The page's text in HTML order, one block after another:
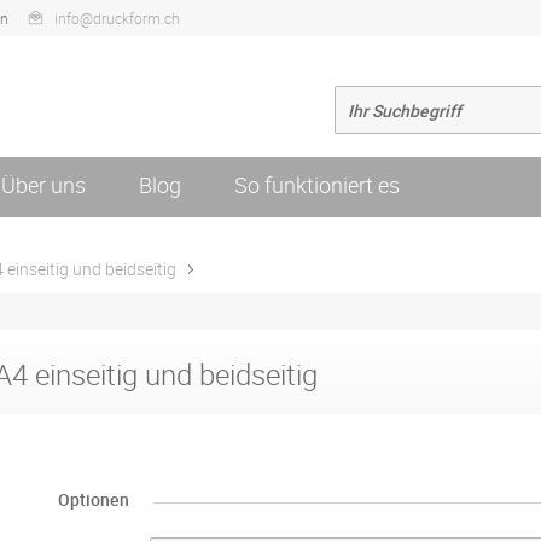
info@druckform.ch
Über uns Blog So funktioniert es
einseitig und beidseitig
einseitig und beidseitig
Optionen